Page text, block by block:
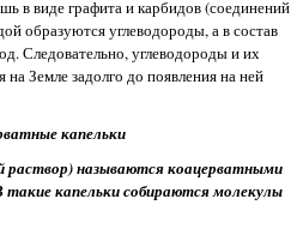
в виде графита и карбидов (соединений
образуются углеводороды, а в состав
Следовательно, углеводороды и их
Земле задолго до появления на ней
капельки
называются коацерватными
капельки собираются молекулы